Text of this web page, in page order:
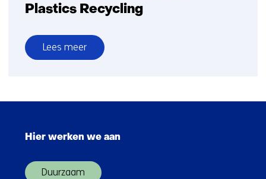
Plastics Recycling
Lees meer
over
Platform
Recycling
Hier werken we aan
Duurzaam